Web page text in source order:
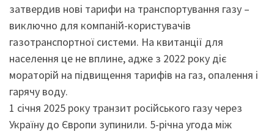
затвердив нові тарифи на транспортування газу –
виключно для компаній-користувачів
газотранспортної системи. На квитанції для
населення це не вплине, адже з 2022 року діє
мораторій на підвищення тарифів на газ, опалення і
гарячу воду.
1 січня 2025 року транзит російського газу через
Україну до Європи зупинили. 5-річна угода між